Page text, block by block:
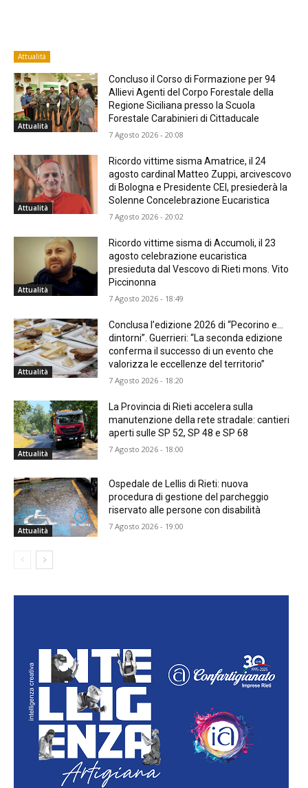
Attualità
Attualità
Concluso il Corso di Formazione per 94
Allievi Agenti del Corpo Forestale della
Regione Siciliana presso la Scuola
Forestale Carabinieri di Cittaducale
7 Agosto 2026 - 20:08
Attualità
Ricordo vittime sisma Amatrice, il 24
agosto cardinal Matteo Zuppi, arcivescovo
di Bologna e Presidente CEI, presiederà la
Solenne Concelebrazione Eucaristica
7 Agosto 2026 - 20:02
Attualità
Ricordo vittime sisma di Accumoli, il 23
agosto celebrazione eucaristica
presieduta dal Vescovo di Rieti mons. Vito
Piccinonna
7 Agosto 2026 - 18:49
Attualità
Conclusa l’edizione 2026 di “Pecorino e…
dintorni”. Guerrieri: “La seconda edizione
conferma il successo di un evento che
valorizza le eccellenze del territorio”
7 Agosto 2026 - 18:20
Attualità
La Provincia di Rieti accelera sulla
manutenzione della rete stradale: cantieri
aperti sulle SP 52, SP 48 e SP 68
7 Agosto 2026 - 18:00
Attualità
Ospedale de Lellis di Rieti: nuova
procedura di gestione del parcheggio
riservato alle persone con disabilità
7 Agosto 2026 - 19:00